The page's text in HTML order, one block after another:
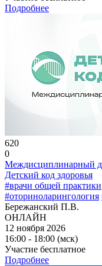
Подробнее
620
0
Междисциплинарный
Детский код здоровья
#врачи общей практики
#оториноларингология
Бережанский П.В.
ОНЛАЙН
12 ноября 2026
16:00 - 18:00 (мск)
Участие бесплатное
Подробнее